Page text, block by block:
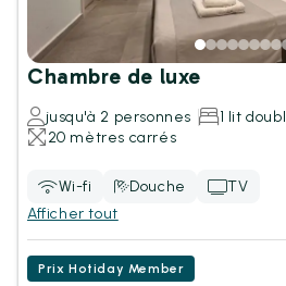
Chambre de luxe
jusqu'à 2 personnes
1 lit
20 mètres carrés
Wi-fi Douche
TV
Afficher tout
Prix Hotiday Member